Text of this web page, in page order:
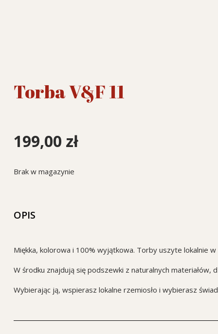
Torba V&F 11
199,00 zł
Brak w magazynie
OPIS
Miękka, kolorowa i 100% wyjątkowa. Torby uszyte lokalnie
W środku znajdują się podszewki z naturalnych
Wybierając ją, wspierasz lokalne rzemiosło i wybierasz